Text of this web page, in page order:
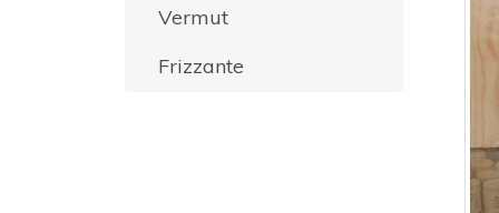
Vermut
Frizzante